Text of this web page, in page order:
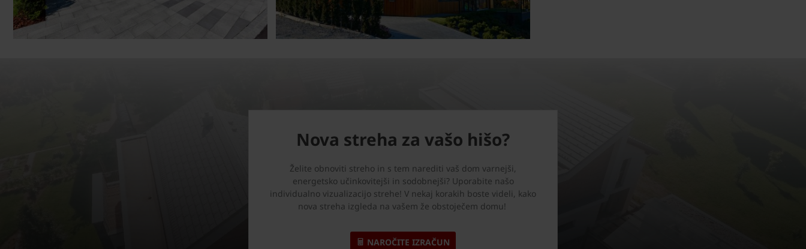
Nova streha za vašo hišo?
Želite obnoviti streho in s tem narediti vaš dom varnejši,
energetsko učinkovitejši in sodobnejši? Uporabite našo
individualno vizualizacijo strehe! V nekaj korakih boste videli, kako
nova streha izgleda na vašem že obstoječem domu!
NAROČITE IZRAČUN